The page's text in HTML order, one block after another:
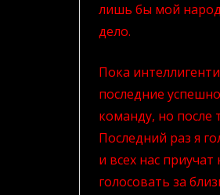
лишь бы мой народ
дело.
Пока
последние
команду, но после
Последний раз я
и всех нас
голосовать за